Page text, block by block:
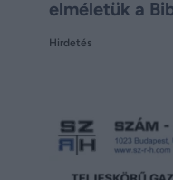
elméletük a
Hirdetés